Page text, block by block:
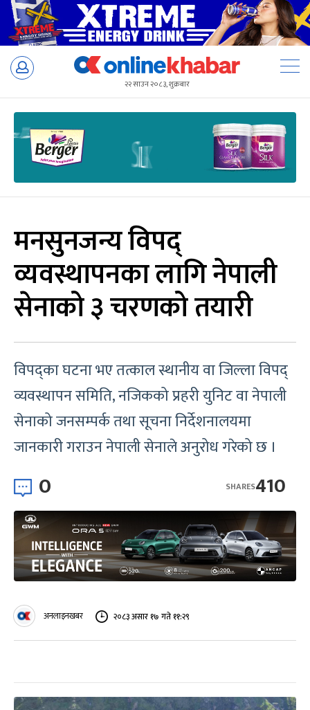
Skip
२२ साउन २०८३, शुक्रबार
मनसुनजन्य विपद्
व्यवस्थापनका लागि नेपाली
सेनाको ३ चरणको तयारी
विपद्का घटना भए तत्काल स्थानीय वा जिल्ला विपद्
व्यवस्थापन समिति, नजिकको प्रहरी युनिट वा नेपाली
सेनाको जनसम्पर्क तथा सूचना निर्देशनालयमा
जानकारी गराउन नेपाली सेनाले अनुरोध गरेको छ ।
0 410
SHARES
अनलाइनखबर २०८३ असार १७ गते ११:२९